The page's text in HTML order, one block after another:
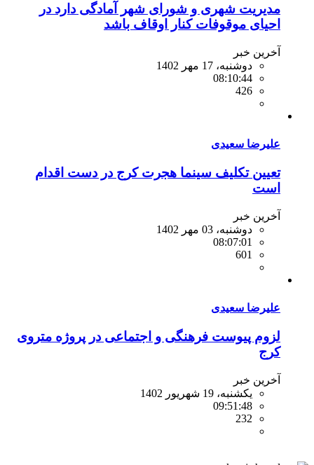
مدیریت شهری و شورای شهر آمادگی دارد در
احیای موقوفات کنار اوقاف باشد
آخرین خبر
دوشنبه، 17 مهر 1402
08:10:44
426
علیرضا سعیدی
تعیین تکلیف سینما هجرت کرج در دست اقدام
است
آخرین خبر
دوشنبه، 03 مهر 1402
08:07:01
601
علیرضا سعیدی
لزوم پیوست فرهنگی و اجتماعی در پروژه متروی
کرج
آخرین خبر
یکشنبه، 19 شهریور 1402
09:51:48
232